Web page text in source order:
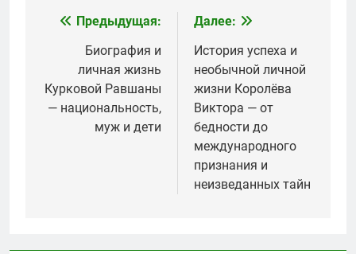
Навигация
записям
Предыдущая:
Биография и
личная жизнь
Курковой Равшаны
— национальность,
муж и дети
Далее:
История успеха и
необычной личной
жизни Королёва
Виктора — от
бедности до
международного
признания и
неизведанных тайн